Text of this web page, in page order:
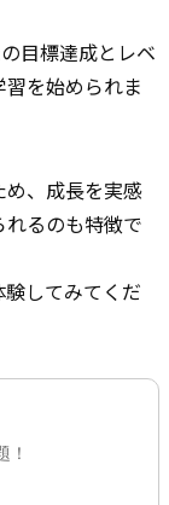
目標達成とレベ
を始められま
、成長を実感
るのも特徴で
してみてくだ